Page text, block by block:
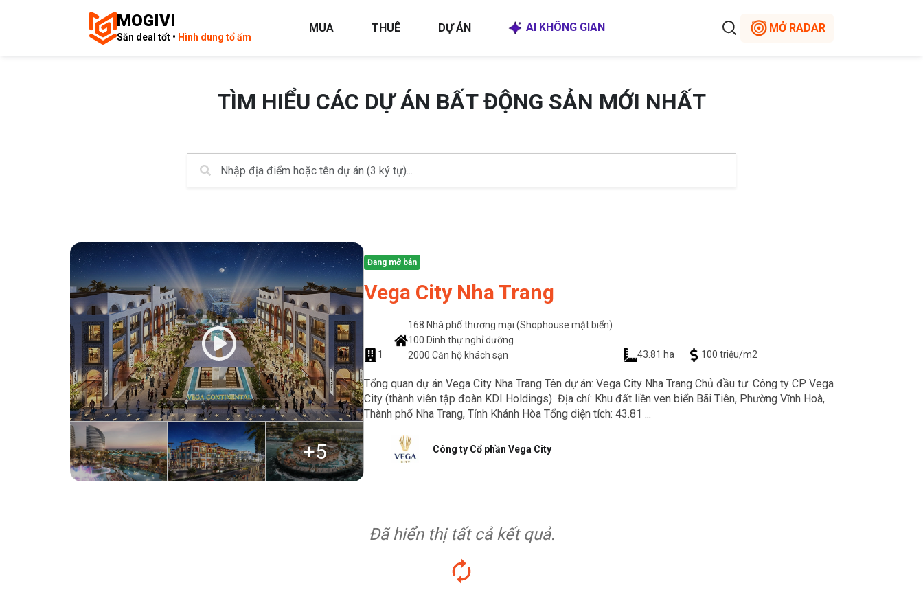
MOGIVI
Săn deal tốt • Hình dung tổ ấm
MUA THUÊ DỰ ÁN AI KHÔNG GIAN MỞ RADAR
TÌM HIỂU CÁC DỰ ÁN BẤT ĐỘNG SẢN MỚI NHẤT
+5
Đang mở bán
Vega City Nha Trang
1
168 Nhà phố thương mại (Shophouse mặt biển)
100 Dinh thự nghỉ dưỡng
2000 Căn hộ khách sạn
43.81 ha 100 triệu/m2
Tổng quan dự án Vega City Nha Trang Tên dự án: Vega City Nha Trang Chủ đầu tư: Công ty CP Vega
City (thành viên tập đoàn KDI Holdings) Địa chỉ: Khu đất liền ven biển Bãi Tiên, Phường Vĩnh Hoà,
Thành phố Nha Trang, Tỉnh Khánh Hòa Tổng diện tích: 43.81 ...
Công ty Cổ phần Vega City
Đã hiển thị tất cả kết quả.